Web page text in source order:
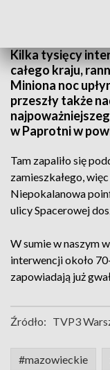
Kilka tysięcy
całego kraju,
Miniona noc
przeszły także
w Paprotni w
Tam zapaliło się
zamieszkałego,
Niepokalanowa
ulicy Spacerowej
W sumie w naszym
interwencji około
zapowiadają już
Źródło: TVP3
#mazowieckie